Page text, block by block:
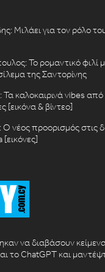
Μιλάει για τον ρόλο
Το ρομαντικό φιλί
της Σαντορίνης
καλοκαιρινά vibes από
[εικόνα & βίντεο]
νέος προορισμός στις
να διαβάσουν
το ChatGPT και